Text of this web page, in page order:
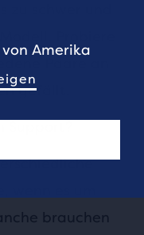
zu schwer und
Probiere
Paare an
gefällt.
brauchen
Amerika